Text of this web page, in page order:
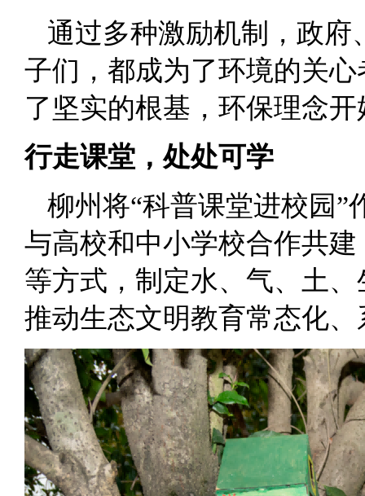
通过多种激励机制，政
子们，都成为了环境的关
了坚实的根基，环保理念
行走课堂，处处可学
柳州将“科普课堂进校园
与高校和中小学校合作共
等方式，制定水、气、土
推动生态文明教育常态化、